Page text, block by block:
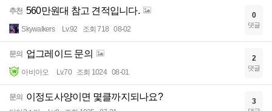
추천 560만원대 참고 견적입니다.
Skywalkers Lv.92 조회 718 08-02
0
댓글
문의 업그레이드 문의
아비아오 Lv.70 조회 1024 08-01
2
댓글
문의 이정도사양이면 몇클까지되나요? 3